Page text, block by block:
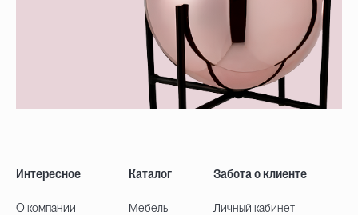
Интересное
О компании
Каталог
Мебель
Забота о клиенте
Личный кабинет